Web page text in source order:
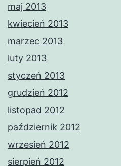
maj 2013
kwiecień 2013
marzec 2013
luty 2013
styczeń 2013
grudzień 2012
listopad 2012
październik 2012
wrzesień 2012
sierpień 2012